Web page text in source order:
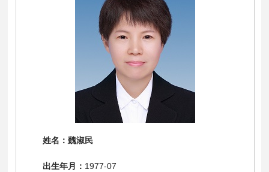
姓名：魏淑民
出生年月： 1977-07